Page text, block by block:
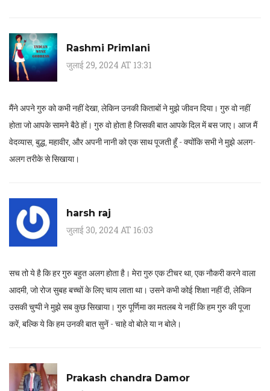
Rashmi Primlani
जुलाई 29, 2024 AT 13:31
मैंने अपने गुरु को कभी नहीं देखा, लेकिन उनकी किताबों ने मुझे जीवन दिया। गुरु वो नहीं
होता जो आपके सामने बैठे हों। गुरु वो होता है जिसकी बात आपके दिल में बस जाए। आज मैं
वेदव्यास, बुद्ध, महावीर, और अपनी नानी को एक साथ पूजती हूँ - क्योंकि सभी ने मुझे अलग-
अलग तरीके से सिखाया।
harsh raj
जुलाई 30, 2024 AT 16:03
सच तो ये है कि हर गुरु बहुत अलग होता है। मेरा गुरु एक टीचर था, एक नौकरी करने वाला
आदमी, जो रोज सुबह बच्चों के लिए चाय लाता था। उसने कभी कोई शिक्षा नहीं दी, लेकिन
उसकी चुप्पी ने मुझे सब कुछ सिखाया। गुरु पूर्णिमा का मतलब ये नहीं कि हम गुरु की पूजा
करें, बल्कि ये कि हम उनकी बात सुनें - चाहे वो बोले या न बोले।
Prakash chandra Damor